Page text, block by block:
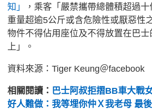
知」
，乘客「嚴禁攜帶總體積超過
重量超逾5公斤或含危險性或厭惡性
物件不得佔用座位及不得放置在巴士
上」。
資料來源：Tiger Keung＠facebook
相關閱讀： 巴士阿叔拒摺BB車大戰
好人難做：我等埋你仲Ｘ我老母 最